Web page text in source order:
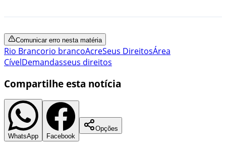
Comunicar erro nesta matéria
Rio Brancorio brancoAcreSeus DireitosÁrea
CívelDemandasseus direitos
Compartilhe esta notícia
WhatsApp Facebook
Opções